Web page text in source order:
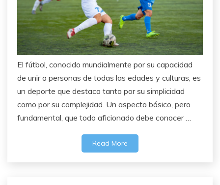
El fútbol, conocido mundialmente por su capacidad
de unir a personas de todas las edades y culturas, es
un deporte que destaca tanto por su simplicidad
como por su complejidad. Un aspecto básico, pero
fundamental, que todo aficionado debe conocer …
Read More